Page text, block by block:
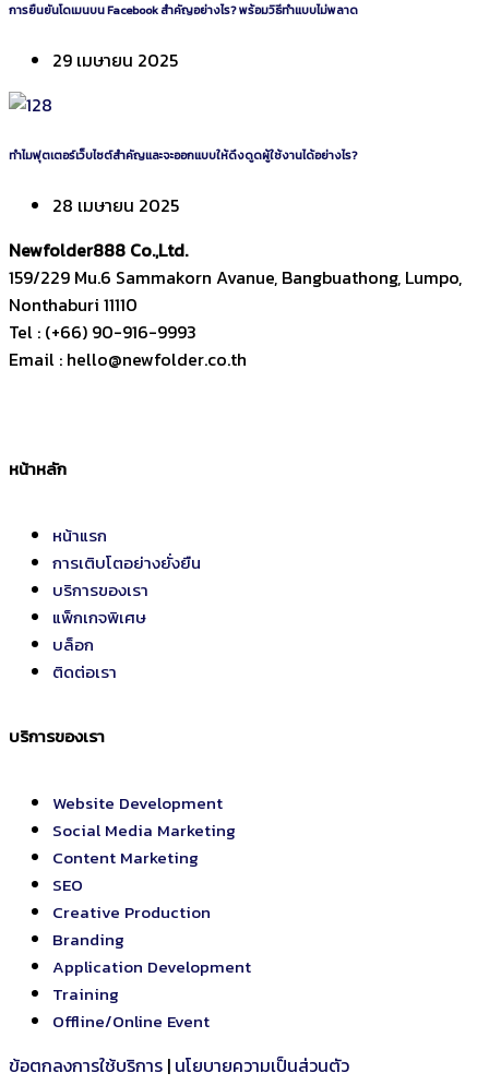
การยืนยันโดเมนบน Facebook สำคัญอย่างไร? พร้อมวิธีทำแบบไม่พลาด
29 เมษายน 2025
ทำไมฟุตเตอร์เว็บไซต์สำคัญและจะออกแบบให้ดึงดูดผู้ใช้งานได้อย่างไร?
28 เมษายน 2025
Newfolder888 Co.,Ltd.
159/229 Mu.6 Sammakorn Avanue, Bangbuathong, Lumpo,
Nonthaburi 11110
Tel : (+66) 90-916-9993
Email : hello@newfolder.co.th
หน้าหลัก
หน้าแรก
การเติบโตอย่างยั่งยืน
บริการของเรา
แพ็กเกจพิเศษ
บล็อก
ติดต่อเรา
บริการของเรา
Website Development
Social Media Marketing
Content Marketing
SEO
Creative Production
Branding
Application Development
Training
Offline/Online Event
ข้อตกลงการใช้บริการ | นโยบายความเป็นส่วนตัว